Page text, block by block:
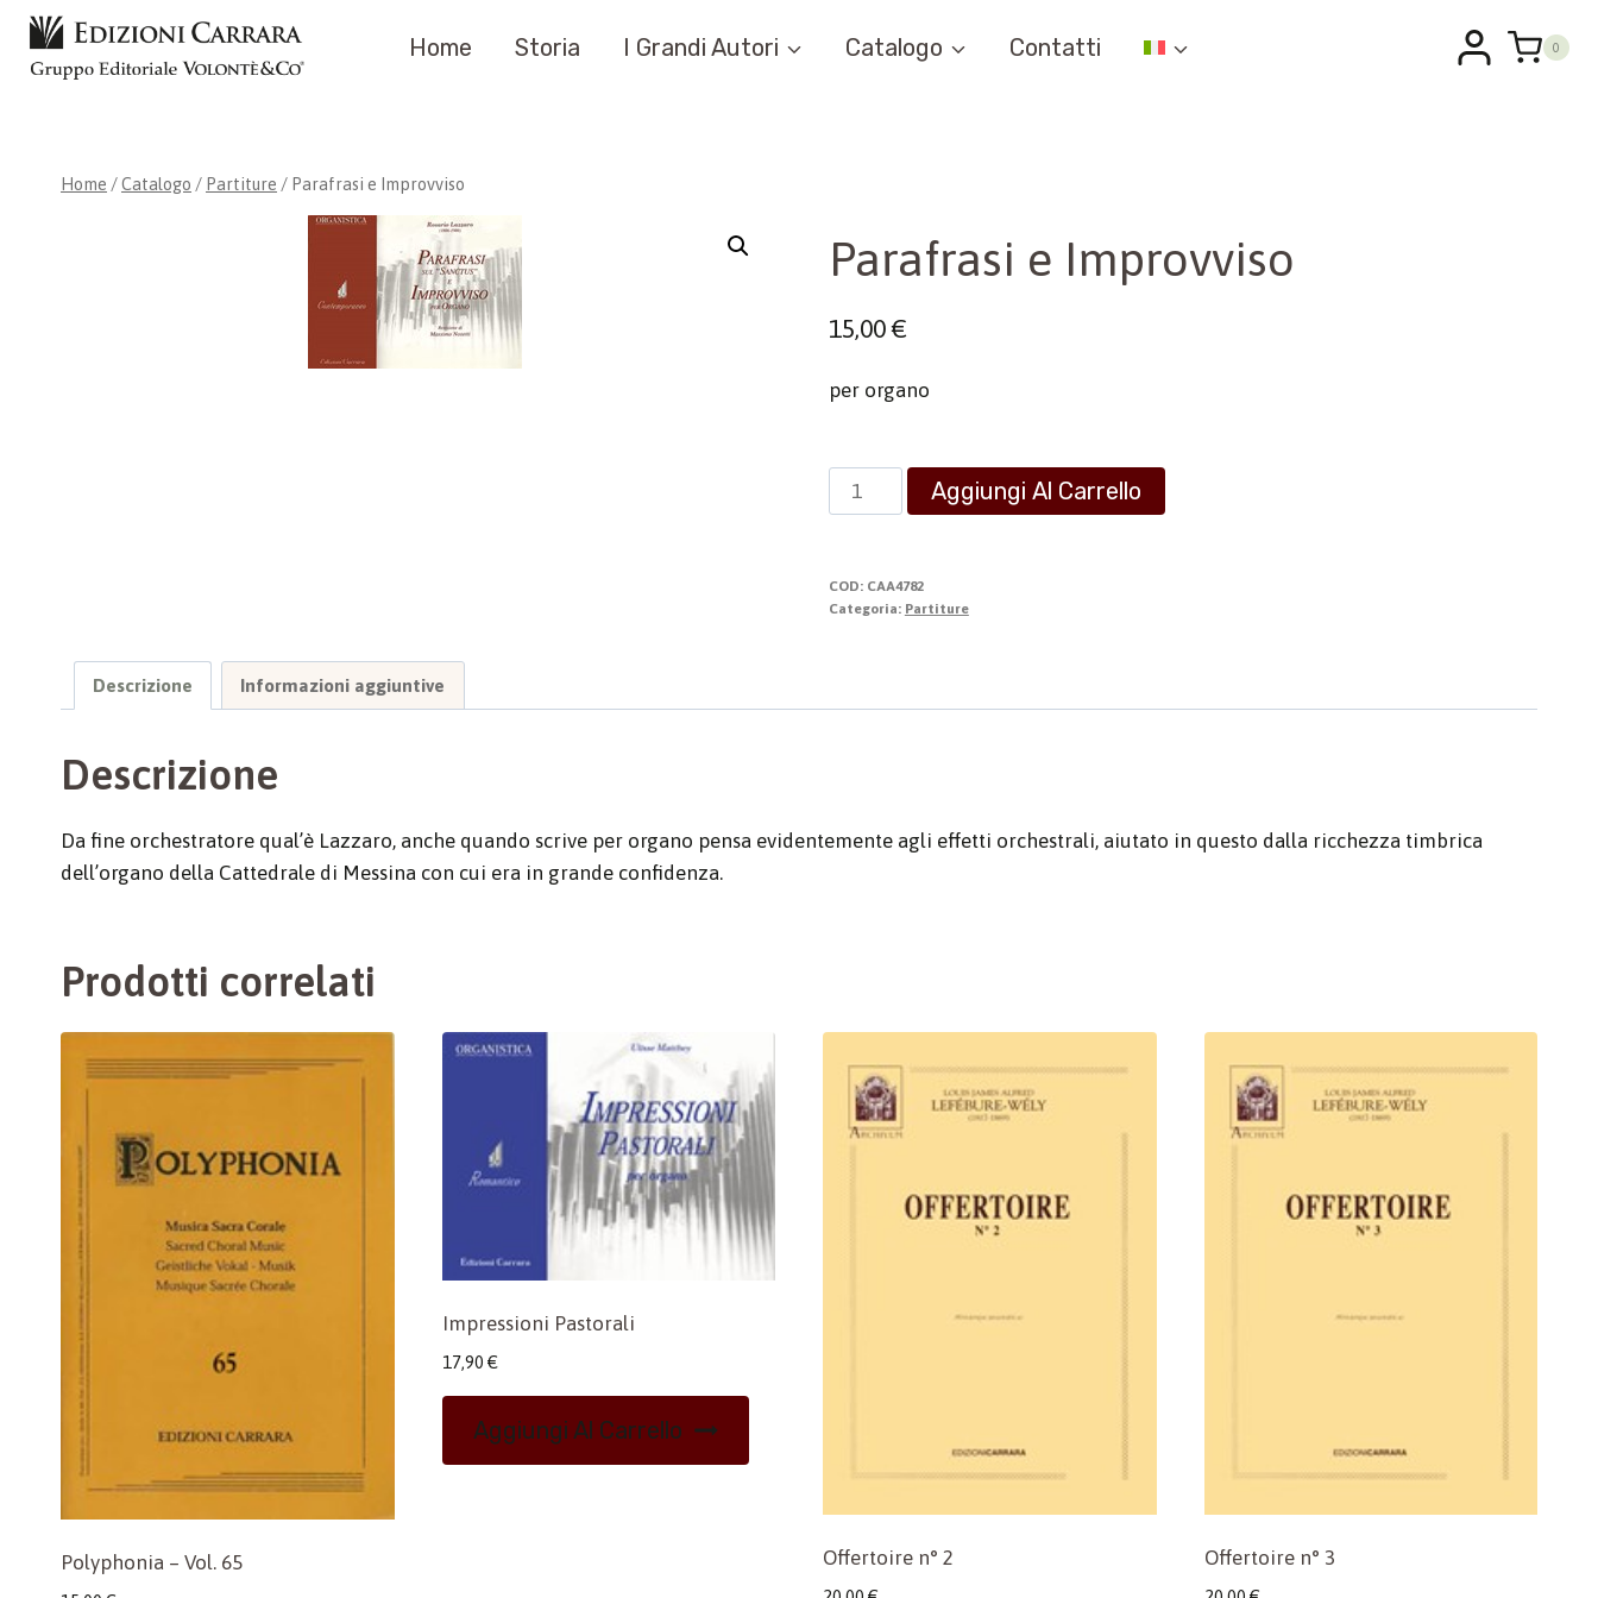
Salta
contenuto
Home Storia I Grandi Autori Catalogo Contatti 0
Home /Catalogo / Partiture / Parafrasi e Improvviso
Parafrasi e Improvviso
15,00€
per organo
Parafrasi
e
quantità
Aggiungi Al Carrello
COD: CAA4782
Categoria: Partiture
Descrizione Informazioni aggiuntive
Descrizione
Da fine orchestratore qual’è Lazzaro, anche quando scrive per organo pensa evidentemente agli effetti orchestrali, aiutato in questo dalla ricchezza timbrica
dell’organo della Cattedrale di Messina con cui era in grande confidenza.
Prodotti correlati
Polyphonia – Vol. 65
Impressioni Pastorali
17,90 €
Aggiungi Al Carrello
Offertoire n° 2 Offertoire n° 3